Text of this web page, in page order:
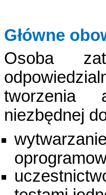
Główne
Osoba
tworzenia
niezbędnej